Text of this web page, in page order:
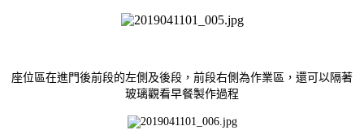
座位區在進門後前段的左側及後段， 前段右側為作業區，還可以隔著
玻璃觀看早餐製作過程